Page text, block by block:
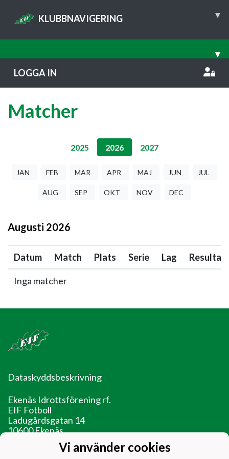
KLUBBNAVIGERING ▾
▾
LOGGA IN
Matcher
2025 2026 2027
JAN FEB MAR APR MAJ JUN JUL
AUG SEP OKT NOV DEC
Augusti 2026
Datum Match Plats Serie Lag Resultat
Inga matcher
Dataskyddsbeskrivning
Ekenäs Idrottsförening rf.
EIF Fotboll
Ladugårdsgatan 14
10600 Ekenäs
EIF - Laget före jaget!Vi använder cookies